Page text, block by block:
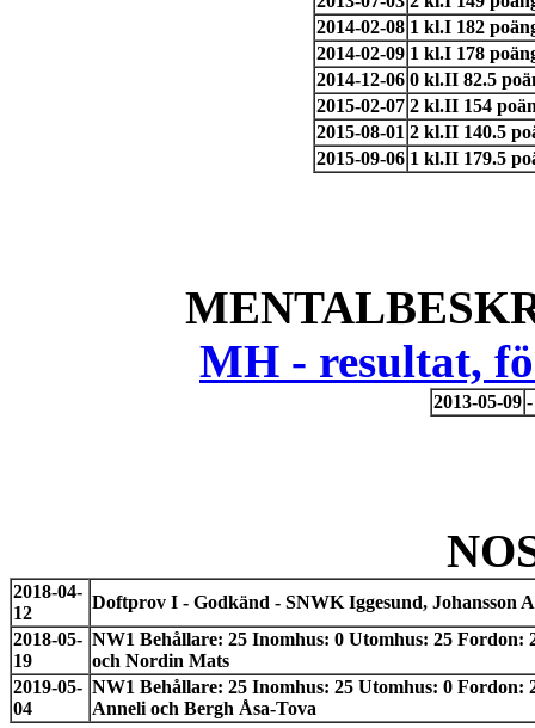
2014-02-08 1 kl.I 182
2014-02-09 1 kl.I 178
2014-12-06 0 kl.II 82.5
2015-02-07 2 kl.II 154
2015-08-01 2 kl.II 140.5
2015-09-06 1 kl.II 179.5
MH - resultat,
2013-05-09
2018-04-
12
Doftprov I - Godkänd - SNWK Iggesund, Johansson
2018-05-
19
NW1 Behållare: 25 Inomhus: 0 Utomhus: 25 Fordon:
och Nordin Mats
2019-05-
04
NW1 Behållare: 25 Inomhus: 25 Utomhus: 0
Anneli och Bergh Åsa-Tova